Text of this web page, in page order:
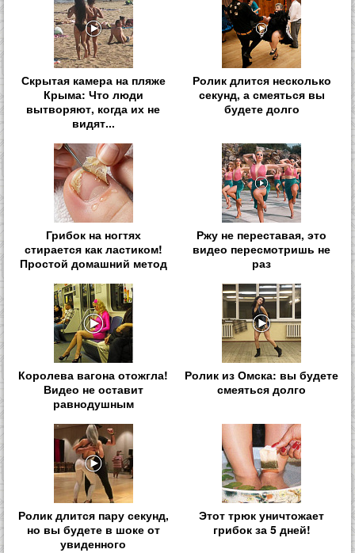
Скрытая камера на пляже
Крыма: Что люди
вытворяют, когда их не
видят...
Ролик длится несколько
секунд, а смеяться вы
будете долго
Грибок на ногтях
стирается как ластиком!
Простой домашний метод
Ржу не переставая, это
видео пересмотришь не
раз
Королева вагона отожгла!
Видео не оставит
равнодушным
Ролик из Омска: вы будете
смеяться долго
Ролик длится пару секунд,
но вы будете в шоке от
увиденного
Этот трюк уничтожает
грибок за 5 дней!